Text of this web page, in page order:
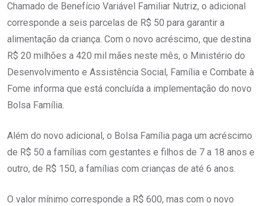
Chamado de Benefício Variável Familiar Nutriz, o adicional
corresponde a seis parcelas de R$ 50 para garantir a
alimentação da criança. Com o novo acréscimo, que destina
R$ 20 milhões a 420 mil mães neste mês, o Ministério do
Desenvolvimento e Assistência Social, Família e Combate à
Fome informa que está concluída a implementação do novo
Bolsa Família.
Além do novo adicional, o Bolsa Família paga um acréscimo
de R$ 50 a famílias com gestantes e filhos de 7 a 18 anos e
outro, de R$ 150, a famílias com crianças de até 6 anos.
O valor mínimo corresponde a R$ 600, mas com o novo